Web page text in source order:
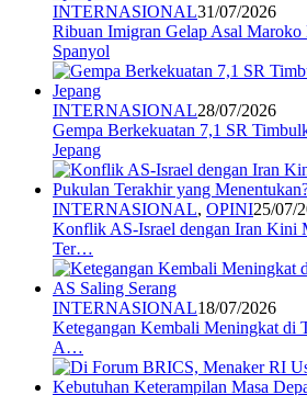
INTERNASIONAL31/07/2026
Ribuan Imigran Gelap Asal Maroko
Spanyol
INTERNASIONAL28/07/2026
Gempa Berkekuatan 7,1 SR
Jepang
INTERNASIONAL, OPINI25/07/
Konflik AS-Israel dengan Iran Kini
Ter…
INTERNASIONAL18/07/2026
Ketegangan Kembali Meningkat di
A…